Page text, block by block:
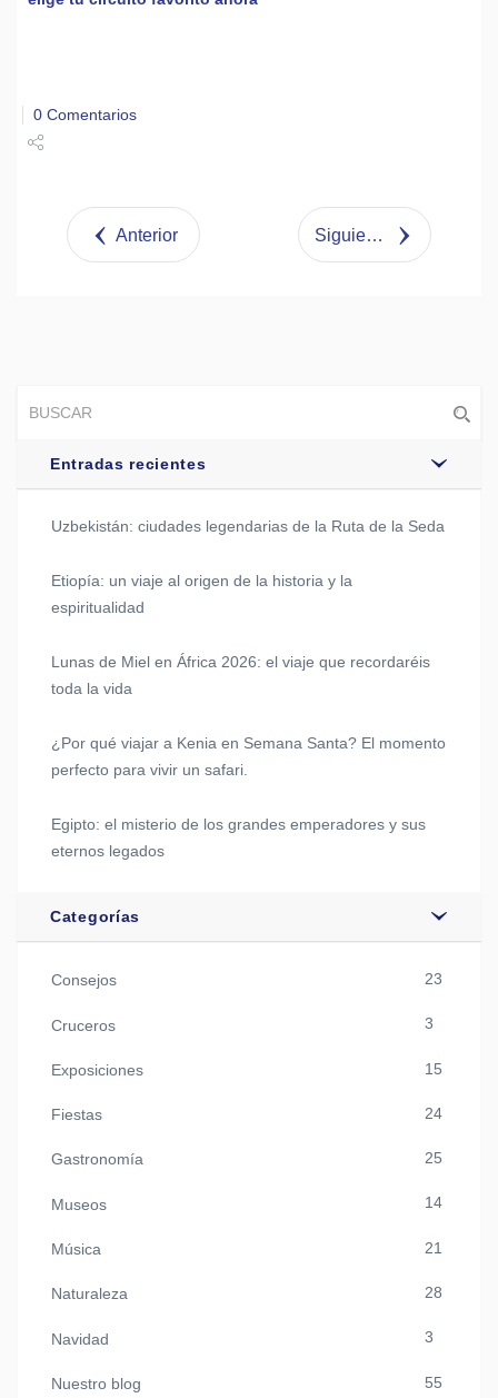
0 Comentarios
Tweet
Anterior Siguiente
Entradas recientes
Uzbekistán: ciudades legendarias de la Ruta de la Seda
Etiopía: un viaje al origen de la historia y la
espiritualidad
Lunas de Miel en África 2026: el viaje que recordaréis
toda la vida
¿Por qué viajar a Kenia en Semana Santa? El momento
perfecto para vivir un safari.
Egipto: el misterio de los grandes emperadores y sus
eternos legados
Categorías
Consejos 23
Cruceros 3
Exposiciones 15
Fiestas 24
Gastronomía 25
Museos 14
Música 21
Naturaleza 28
Navidad 3
Nuestro blog 55